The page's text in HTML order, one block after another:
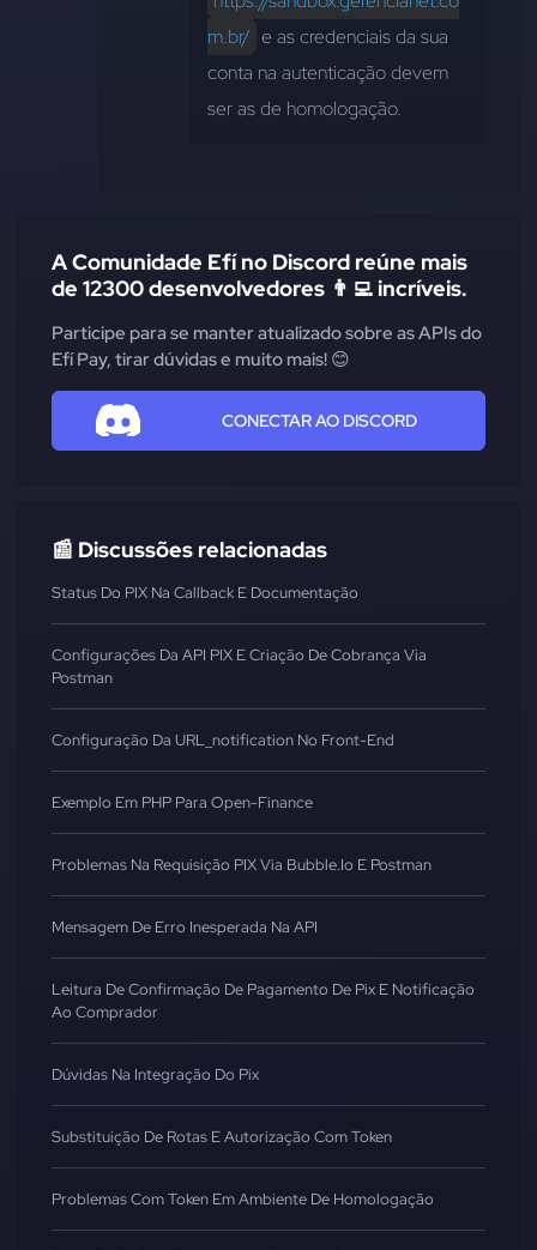
m.br/ e as credenciais da sua
conta na autenticação devem
ser as de homologação.
A Comunidade Efí no Discord reúne mais
de 12300 desenvolvedores 👨‍💻 incríveis.
Participe para se manter atualizado sobre as APIs do
Efí Pay, tirar dúvidas e muito mais! 😊
CONECTAR AO DISCORD
📰 Discussões relacionadas
Status Do PIX Na Callback E Documentação
Configurações Da API PIX E Criação De Cobrança Via
Postman
Configuração Da URL_notification No Front-End
Exemplo Em PHP Para Open-Finance
Problemas Na Requisição PIX Via Bubble.io E Postman
Mensagem De Erro Inesperada Na API
Leitura De Confirmação De Pagamento De Pix E Notificação
Ao Comprador
Dúvidas Na Integração Do Pix
Substituição De Rotas E Autorização Com Token
Problemas Com Token Em Ambiente De Homologação